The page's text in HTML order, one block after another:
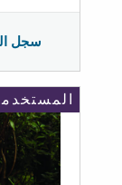
سجل